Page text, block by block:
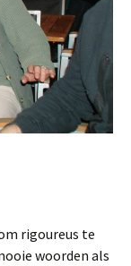
rigoureus te
woorden als